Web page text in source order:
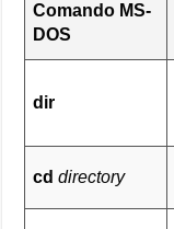
Comando MS-
DOS
dir
cd directory